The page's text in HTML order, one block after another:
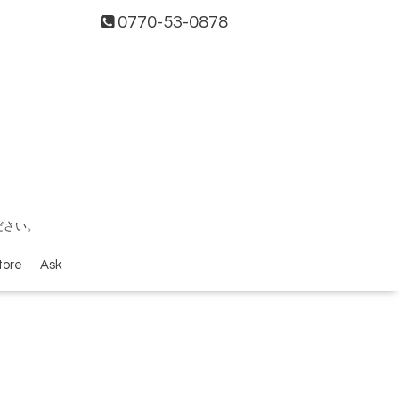
0770-53-0878
い。
Ask